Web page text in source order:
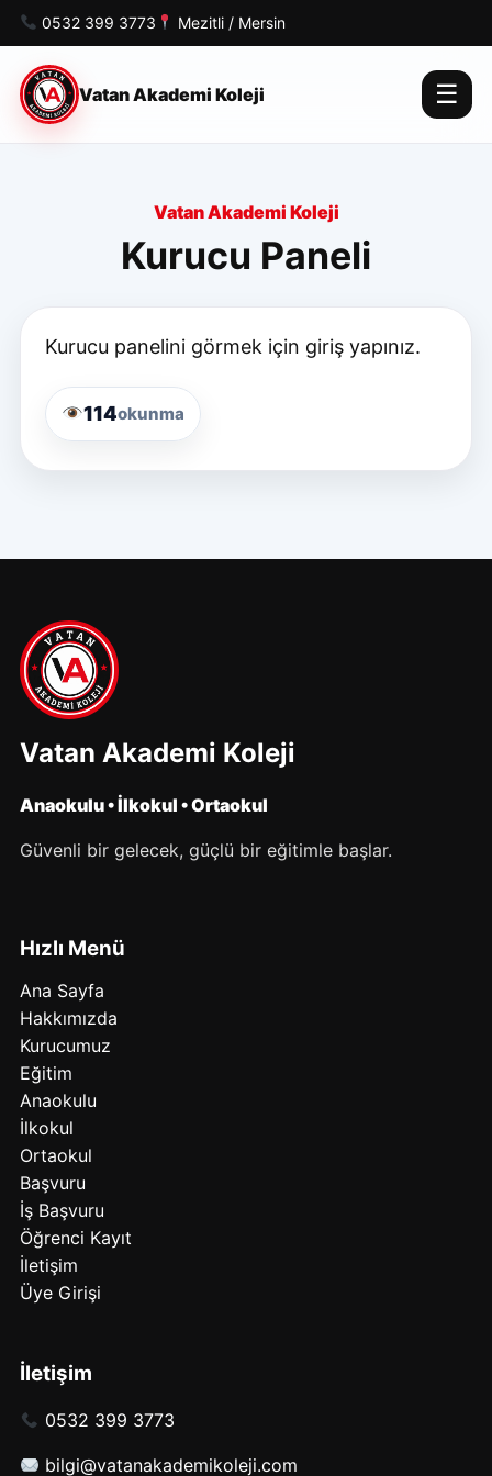
0532 399 3773 Mezitli / Mersin
Vatan Akademi Koleji ☰
Vatan Akademi Koleji
Kurucu Paneli
Kurucu panelini görmek için giriş yapınız.
114okunma
Vatan Akademi Koleji
Anaokulu • İlkokul • Ortaokul
Güvenli bir gelecek, güçlü bir eğitimle başlar.
Hızlı Menü
Ana Sayfa
Hakkımızda
Kurucumuz
Eğitim
Anaokulu
İlkokul
Ortaokul
Başvuru
İş Başvuru
Öğrenci Kayıt
İletişim
Üye Girişi
İletişim
0532 399 3773
bilgi@vatanakademikoleji.com